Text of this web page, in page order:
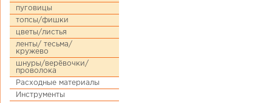
пуговицы
топсы/фишки
цветы/листья
ленты/ тесьма/
кружево
шнуры/верёвочки/
проволока
Расходные материалы
Инструменты